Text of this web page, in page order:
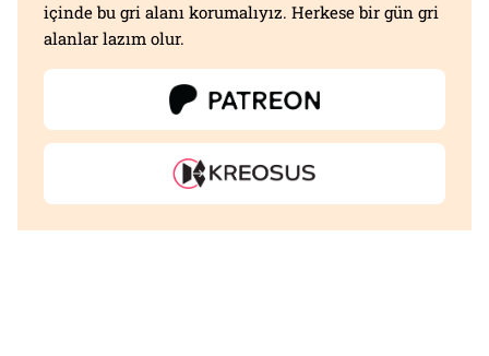
içinde bu gri alanı korumalıyız. Herkese bir gün gri
alanlar lazım olur.